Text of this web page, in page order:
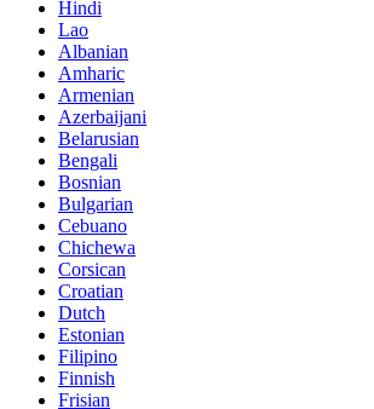
Hindi
Lao
Albanian
Amharic
Armenian
Azerbaijani
Belarusian
Bengali
Bosnian
Bulgarian
Cebuano
Chichewa
Corsican
Croatian
Dutch
Estonian
Filipino
Finnish
Frisian